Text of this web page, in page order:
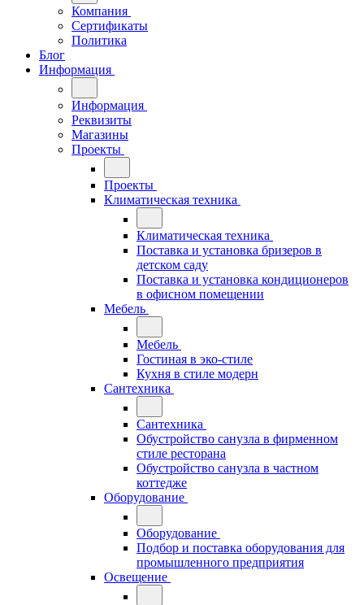
Компания
Сертификаты
Политика
Блог
Информация
Информация
Реквизиты
Магазины
Проекты
Проекты
Климатическая техника
Климатическая техника
Поставка и установка бризеров в
детском саду
Поставка и установка кондиционеров
в офисном помещении
Мебель
Мебель
Гостиная в эко-стиле
Кухня в стиле модерн
Сантехника
Сантехника
Обустройство санузла в фирменном
стиле ресторана
Обустройство санузла в частном
коттедже
Оборудование
Оборудование
Подбор и поставка оборудования для
промышленного предприятия
Освещение